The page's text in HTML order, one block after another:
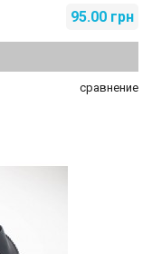
95.00 грн
сравнение